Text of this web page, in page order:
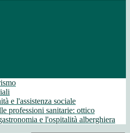
e l'assistenza sociale
professioni sanitarie: ottico
e l'ospitalità alberghiera